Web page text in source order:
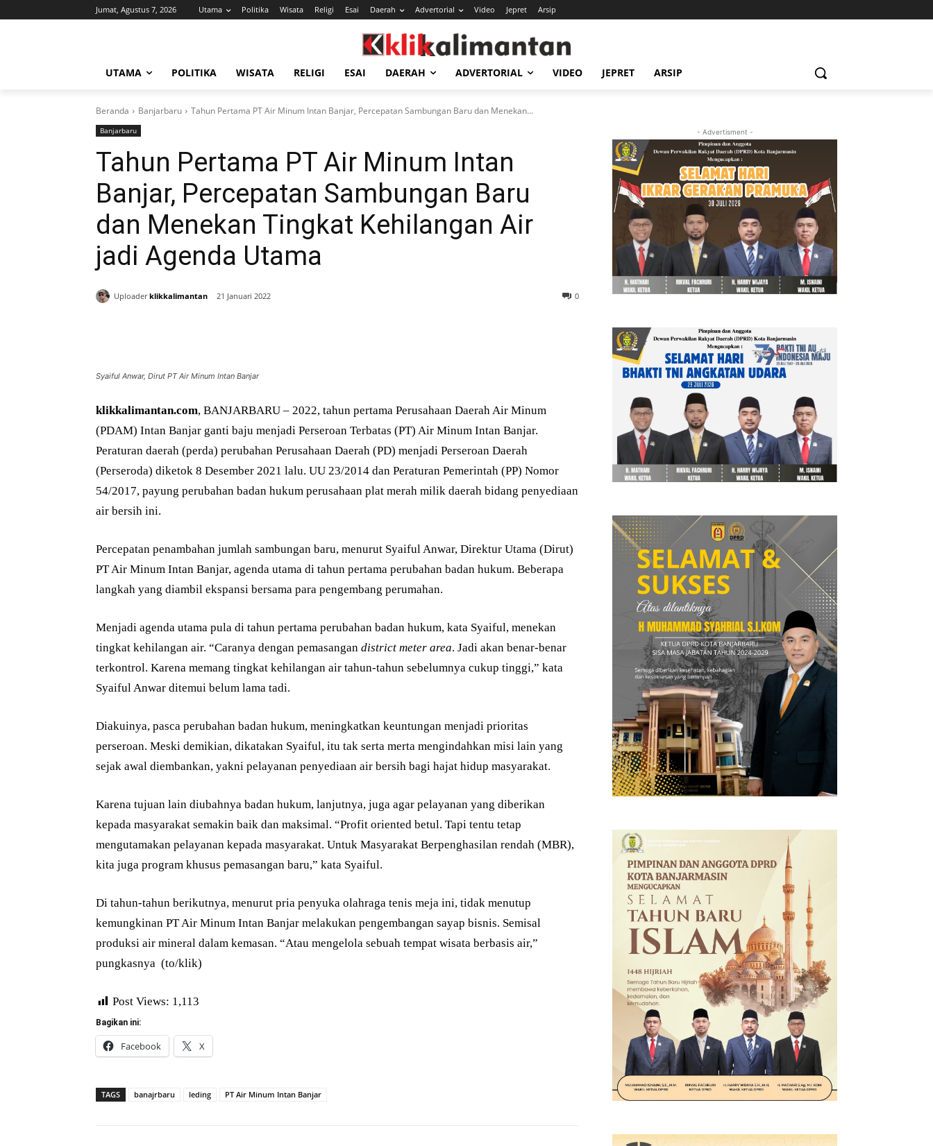
Jumat, Agustus 7, 2026 Utama Politika Wisata Religi Esai Daerah Advertorial Video Jepret Arsip
UTAMA POLITIKA WISATA RELIGI ESAI DAERAH ADVERTORIAL VIDEO JEPRET ARSIP
Beranda Banjarbaru Tahun Pertama PT Air Minum Intan Banjar, Percepatan Sambungan Baru dan Menekan...
Banjarbaru
Tahun Pertama PT Air Minum Intan
Banjar, Percepatan Sambungan Baru
dan Menekan Tingkat Kehilangan Air
jadi Agenda Utama
Uploader klikkalimantan 21 Januari 2022 0
Syaiful Anwar, Dirut PT Air Minum Intan Banjar
klikkalimantan.com, BANJARBARU – 2022, tahun pertama Perusahaan Daerah Air Minum
(PDAM) Intan Banjar ganti baju menjadi Perseroan Terbatas (PT) Air Minum Intan Banjar.
Peraturan daerah (perda) perubahan Perusahaan Daerah (PD) menjadi Perseroan Daerah
(Perseroda) diketok 8 Desember 2021 lalu. UU 23/2014 dan Peraturan Pemerintah (PP) Nomor
54/2017, payung perubahan badan hukum perusahaan plat merah milik daerah bidang penyediaan
air bersih ini.
Percepatan penambahan jumlah sambungan baru, menurut Syaiful Anwar, Direktur Utama (Dirut)
PT Air Minum Intan Banjar, agenda utama di tahun pertama perubahan badan hukum. Beberapa
langkah yang diambil ekspansi bersama para pengembang perumahan.
Menjadi agenda utama pula di tahun pertama perubahan badan hukum, kata Syaiful, menekan
tingkat kehilangan air. “Caranya dengan pemasangan district meter area. Jadi akan benar-benar
terkontrol. Karena memang tingkat kehilangan air tahun-tahun sebelumnya cukup tinggi,” kata
Syaiful Anwar ditemui belum lama tadi.
Diakuinya, pasca perubahan badan hukum, meningkatkan keuntungan menjadi prioritas
perseroan. Meski demikian, dikatakan Syaiful, itu tak serta merta mengindahkan misi lain yang
sejak awal diembankan, yakni pelayanan penyediaan air bersih bagi hajat hidup masyarakat.
Karena tujuan lain diubahnya badan hukum, lanjutnya, juga agar pelayanan yang diberikan
kepada masyarakat semakin baik dan maksimal. “Profit oriented betul. Tapi tentu tetap
mengutamakan pelayanan kepada masyarakat. Untuk Masyarakat Berpenghasilan rendah (MBR),
kita juga program khusus pemasangan baru,” kata Syaiful.
Di tahun-tahun berikutnya, menurut pria penyuka olahraga tenis meja ini, tidak menutup
kemungkinan PT Air Minum Intan Banjar melakukan pengembangan sayap bisnis. Semisal
produksi air mineral dalam kemasan. “Atau mengelola sebuah tempat wisata berbasis air,”
pungkasnya (to/klik)
Post Views: 1,113
Bagikan ini:
Facebook X
TAGS banajrbaru leding PT Air Minum Intan Banjar
- Advertisment -